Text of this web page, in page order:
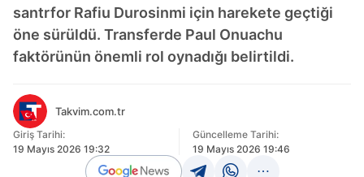
santrfor Rafiu Durosinmi için harekete geçtiği
öne sürüldü. Transferde Paul Onuachu
faktörünün önemli rol oynadığı belirtildi.
Takvim.com.tr
Giriş Tarihi:
19 Mayıs 2026 19:32
Güncelleme Tarihi:
19 Mayıs 2026 19:46